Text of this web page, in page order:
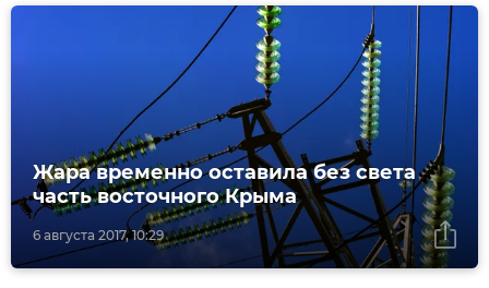
6 августа 2017, 10:29
Жара временно оставила без света
часть восточного Крыма